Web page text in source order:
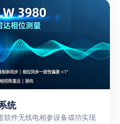
统
软件无线电相参设备成功实现